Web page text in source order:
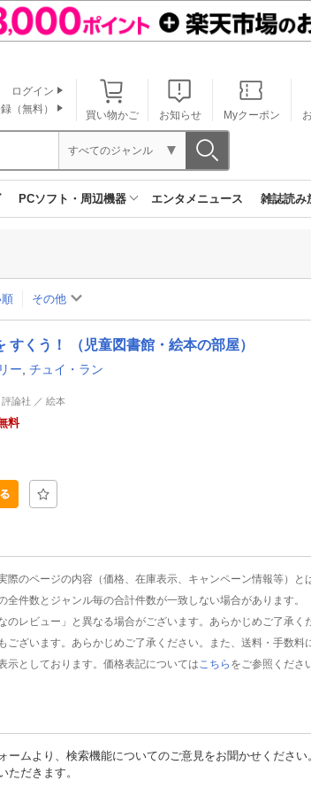
買い物かご お知らせ Myクーポン
ログイン
（無料）
すべてのジャンル
PCソフト・周辺機器 エンタメニュース 雑誌読み
その他
すくう！ （児童図書館・絵本の部屋）
ー チュイ・ラン
論社 ／ 絵本
料
のページの内容（価格、在庫表示、キャンペーン情報等）と
件数とジャンル毎の合計件数が一致しない場合があります。
レビュー」と異なる場合がございます。あらかじめご了承く
ざいます。あらかじめご了承ください。また、送料・手数料
としております。価格表記については こちら をご参照くださ
ムより、検索機能についてのご意見をお聞かせください
ただきます。